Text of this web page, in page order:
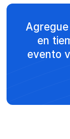
en
evento